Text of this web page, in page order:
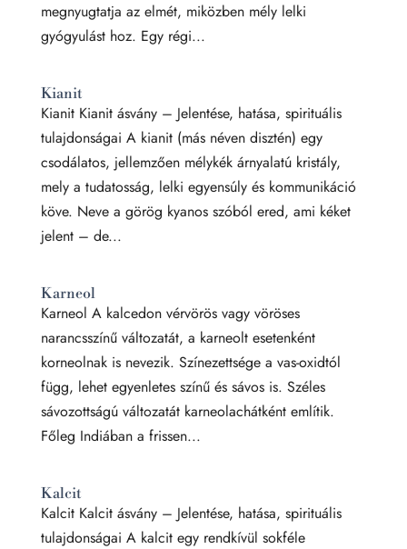
megnyugtatja az elmét, miközben mély lelki
gyógyulást hoz. Egy régi...
Kianit
Kianit Kianit ásvány – Jelentése, hatása, spirituális
tulajdonságai A kianit (más néven disztén) egy
csodálatos, jellemzően mélykék árnyalatú kristály,
mely a tudatosság, lelki egyensúly és kommunikáció
köve. Neve a görög kyanos szóból ered, ami kéket
jelent – de...
Karneol
Karneol A kalcedon vérvörös vagy vöröses
narancsszínű változatát, a karneolt esetenként
korneolnak is nevezik. Színezettsége a vas-oxidtól
függ, lehet egyenletes színű és sávos is. Széles
sávozottságú változatát karneolachátként említik.
Főleg Indiában a frissen...
Kalcit
Kalcit Kalcit ásvány – Jelentése, hatása, spirituális
tulajdonságai A kalcit egy rendkívül sokféle